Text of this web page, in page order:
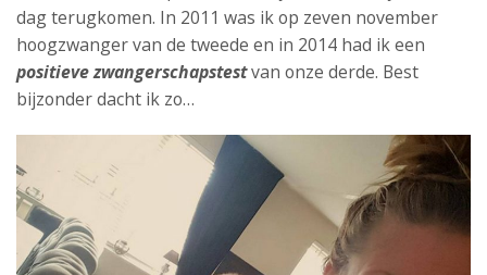
dag terugkomen. In 2011 was ik op zeven november
hoogzwanger van de tweede en in 2014 had ik een
positieve zwangerschapstestvan onze derde. Best
bijzonder dacht ik zo…